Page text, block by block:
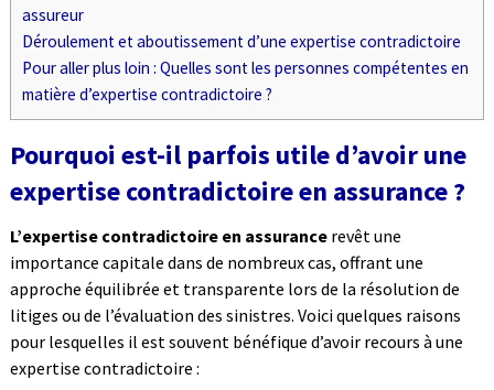
assureur
Déroulement et aboutissement d’une expertise contradictoire
Pour aller plus loin : Quelles sont les personnes compétentes en
matière d’expertise contradictoire ?
Pourquoi est-il parfois utile d’avoir une
expertise contradictoire en assurance ?
L’expertise contradictoire en assurancerevêt une
importance capitale dans de nombreux cas, offrant une
approche équilibrée et transparente lors de la résolution de
litiges ou de l’évaluation des sinistres. Voici quelques raisons
pour lesquelles il est souvent bénéfique d’avoir recours à une
expertise contradictoire :